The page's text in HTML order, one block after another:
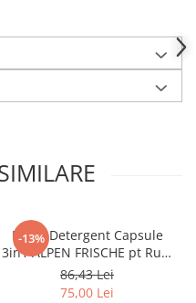
-13%
DASH Detergent Capsule
3in1 ALPEN FRISCHE pt Rufe
Albe XXL 60 buc
86,43 Lei
75,00 Lei